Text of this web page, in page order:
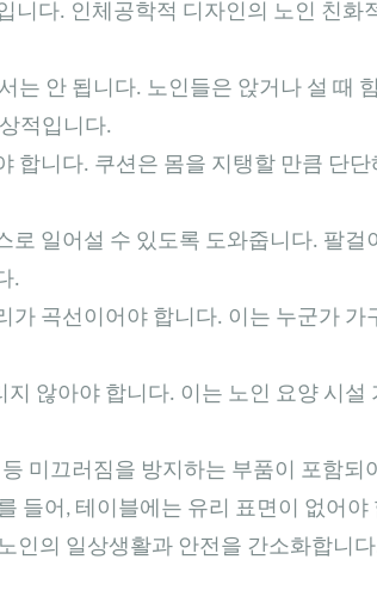
니다. 인체공학적 디자인의 노인 친화
는 안 됩니다. 노인들은 앉거나 설 때
적입니다.
합니다. 쿠션은 몸을 지탱할 만큼 단
일어설 수 있도록 도와줍니다. 팔걸
.
가 곡선이어야 합니다. 이는 누군가 가
않아야 합니다. 이는 노인 요양 시설
미끄러짐을 방지하는 부품이 포함되
들어, 테이블에는 유리 표면이 없어
인의 일상생활과 안전을 간소화합니